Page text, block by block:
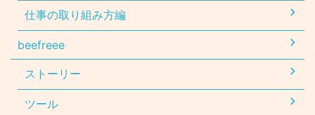
仕事の取り組み方編
beefreee
ストーリー
ツール